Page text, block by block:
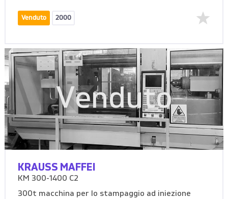
Venduto 2000
Venduto
KRAUSS MAFFEI
KM 300-1400 C2
300t macchina per lo stampaggio ad iniezione